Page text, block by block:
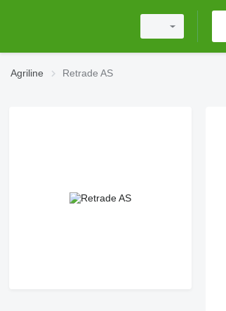
Agriline Retrade AS